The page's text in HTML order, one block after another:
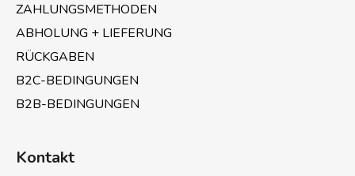
ZAHLUNGSMETHODEN
ABHOLUNG + LIEFERUNG
RÜCKGABEN
B2C-BEDINGUNGEN
B2B-BEDINGUNGEN
Kontakt